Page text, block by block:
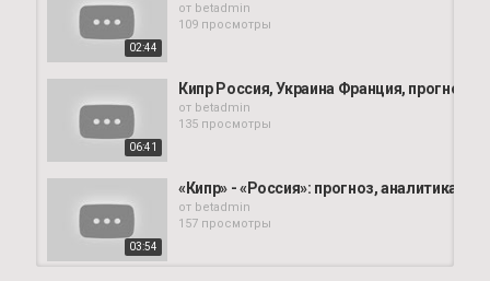
02:44
от betadmin
109 просмотры
06:41
Кипр Россия, Украина Франция, прогноз и
от betadmin
135 просмотры
03:54
«Кипр» - «Россия»: прогноз, аналитика и
от betadmin
157 просмотры